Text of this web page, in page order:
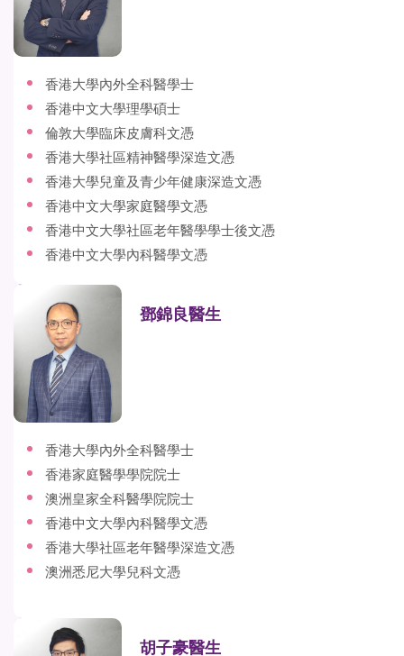
香港大學內外全科醫學士
香港中文大學理學碩士
倫敦大學臨床皮膚科文憑
香港大學社區精神醫學深造文憑
香港大學兒童及青少年健康深造文憑
香港中文大學家庭醫學文憑
香港中文大學社區老年醫學學士後文憑
香港中文大學內科醫學文憑
鄧錦良醫生
香港大學內外全科醫學士
香港家庭醫學學院院士
澳洲皇家全科醫學院院士
香港中文大學內科醫學文憑
香港大學社區老年醫學深造文憑
澳洲悉尼大學兒科文憑
胡子豪醫生